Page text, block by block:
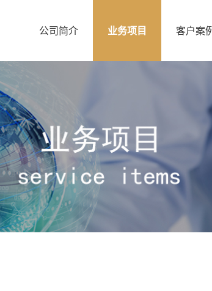
公司简介 业务项目 客户案例